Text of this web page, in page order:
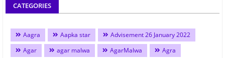
CATEGORIES
Aagra Aapka star
Advisement 26 January 2022
Agar
agar malwa AgarMalwa
Agra